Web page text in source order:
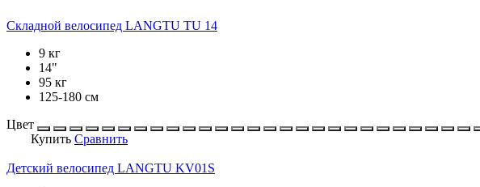
Складной велосипед LANGTU TU 14
9 кг
14"
95 кг
125-180 см
Цвет
Купить Сравнить
Детский велосипед LANGTU KV01S